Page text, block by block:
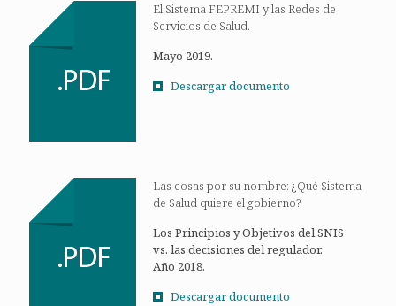
El Sistema FEPREMI y las Redes de
Servicios de Salud.
Mayo 2019.
Descargar documento
Las cosas por su nombre: ¿Qué Sistema
de Salud quiere el gobierno?
Los Principios y Objetivos del SNIS
vs. las decisiones del regulador.
Año 2018.
Descargar documento